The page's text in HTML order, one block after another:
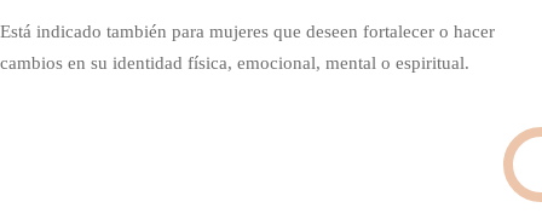
Está indicado también para mujeres que deseen fortalecer o hacer
cambios en su identidad física, emocional, mental o espiritual.